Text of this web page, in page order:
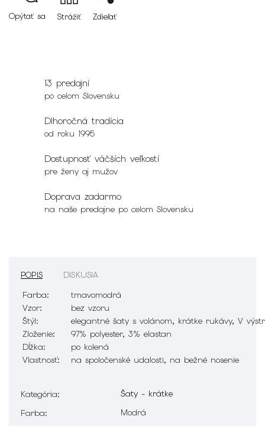
Opýtať sa Strážiť Zdieľať
13 predajní
po celom Slovensku
Dlhoročná tradícia
od roku 1995
Dostupnosť väčších veľkostí
pre ženy aj mužov
Doprava zadarmo
na naše predajne po celom Slovensku
POPIS
DISKUSIA
Farba:
tmavomodrá
Vzor:
bez vzoru
Štýl:
elegantné šaty s volánom, krátke rukávy, V
Zloženie:
97% polyester, 3% elastan
Dĺžka:
po kolená
Vlastnosť:
na spoločenské udalosti, na bežné nosenie
Kategória:
Šaty - krátke
Farba: Modrá